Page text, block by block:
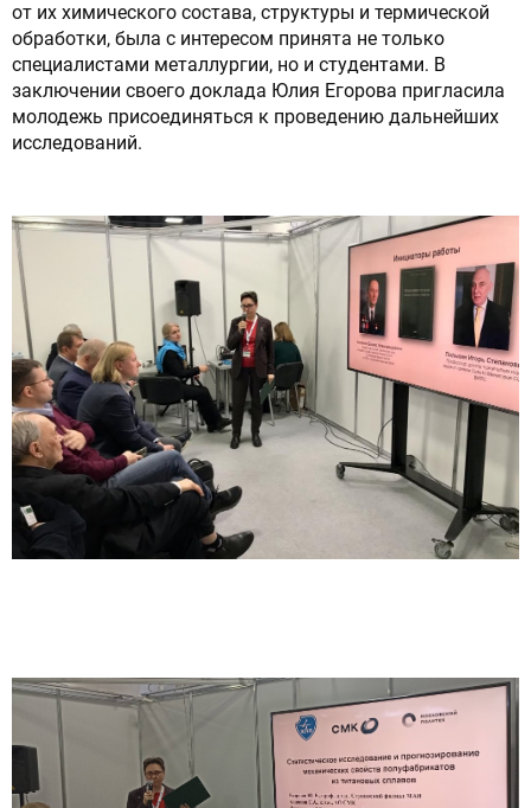
от их химического состава, структуры и термической
обработки, была с интересом принята не только
специалистами металлургии, но и студентами. В
заключении своего доклада Юлия Егорова пригласила
молодежь присоединяться к проведению дальнейших
исследований.